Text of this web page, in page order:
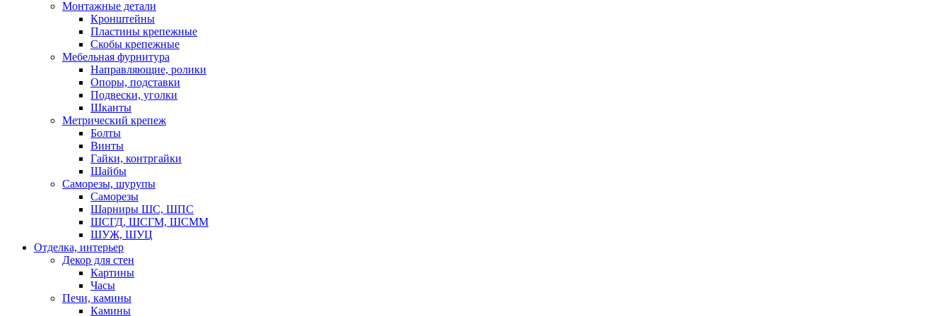
Монтажные детали
Кронштейны
Пластины крепежные
Скобы крепежные
Мебельная фурнитура
Направляющие, ролики
Опоры, подставки
Подвески, уголки
Шканты
Метрический крепеж
Болты
Винты
Гайки, контргайки
Шайбы
Саморезы, шурупы
Саморезы
Шарниры ШС, ШПС
ШСГД, ШСГМ, ШСММ
ШУЖ, ШУЦ
Отделка, интерьер
Декор для стен
Картины
Часы
Печи, камины
Камины